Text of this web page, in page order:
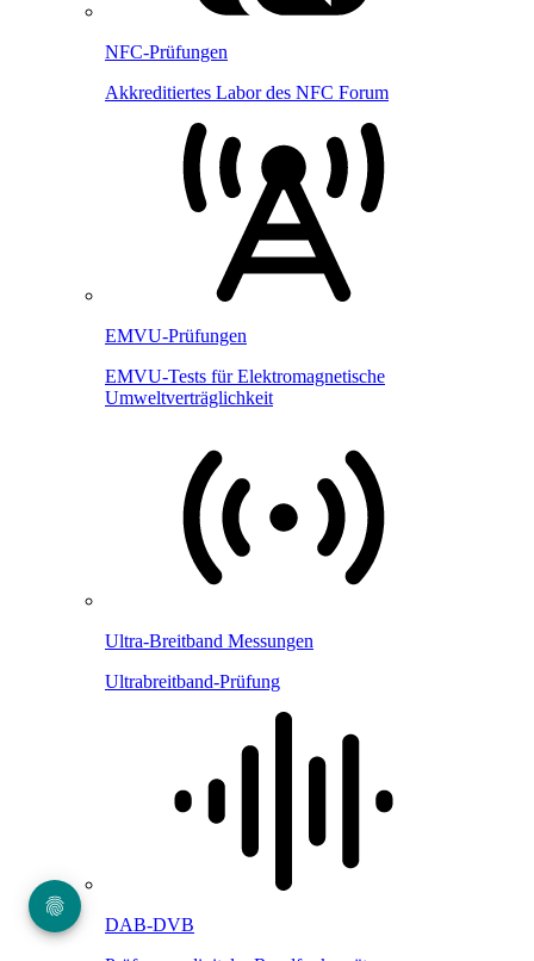
NFC-Prüfungen
Akkreditiertes Labor des NFC Forum
EMVU-Prüfungen
EMVU-Tests für Elektromagnetische
Umweltverträglichkeit
Ultra-Breitband Messungen
Ultrabreitband-Prüfung
DAB-DVB